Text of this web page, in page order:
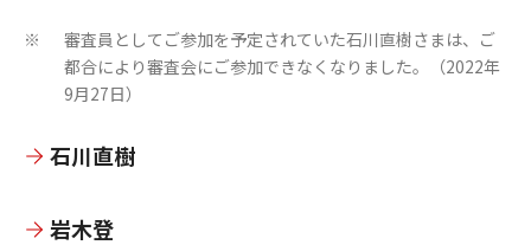
※
審査員としてご参加を予定されていた石川直樹さまは、ご
都合により審査会にご参加できなくなりました。（2022年
9月27日）
石川直樹
岩木登